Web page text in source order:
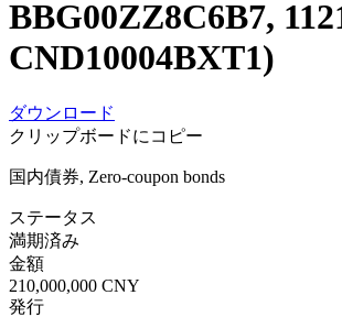
BBG00ZZ8C6B7,
CND10004BXT1)
ダウンロード
クリップボードにコピー
国内債券, Zero-coupon bonds
ステータス
満期済み
金額
210,000,000 CNY
発行